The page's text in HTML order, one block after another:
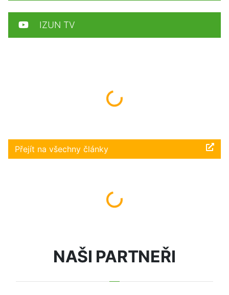
Načítám...
Přejít na všechny články
Načítám...
IZUN TV
NAŠI PARTNEŘI